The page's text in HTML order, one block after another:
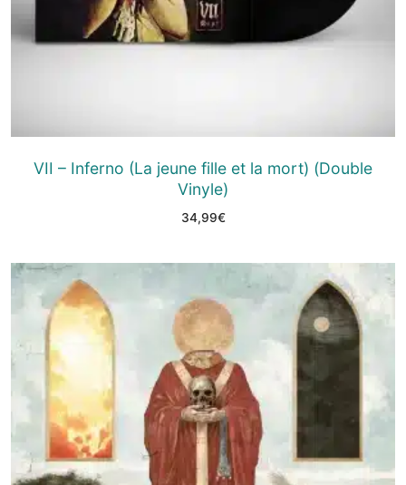
VII – Inferno (La jeune fille et la mort) (Double
Vinyle)
34,99€